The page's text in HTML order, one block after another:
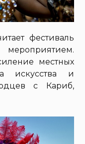
фестиваль
местных
искусства и
с Кариб,